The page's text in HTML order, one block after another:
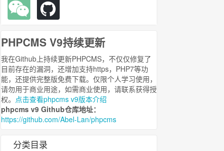
PHPCMS V9持续更新
我在Github上持续更新PHPCMS，不仅仅修复了
目前存在的漏洞，还增加支持https，PHP7等功
能，还提供完整版免费下载。仅限个人学习使用，
请勿用于商业用途，如需商业使用，请联系获得授
权。 点击查看phpcms v9版本介绍
phpcms v9 Github仓库地址：
https://github.com/Abel-Lan/phpcms
分类目录